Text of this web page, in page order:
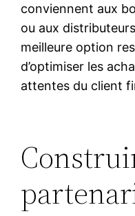
conviennent aux
ou aux
meilleure option
d’optimiser les
attentes du client